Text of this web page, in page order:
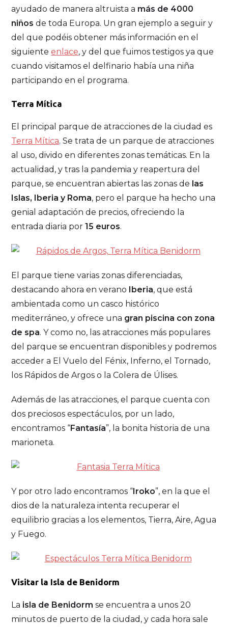
ayudado de manera altruista a más de 4000
niños de toda Europa. Un gran ejemplo a seguir y
del que podéis obtener más información en el
siguienteenlace, y del que fuimos testigos ya que
cuando visitamos el delfinario había una niña
participando en el programa.
Terra Mítica
El principal parque de atracciones de la ciudad es
Terra Mítica. Se trata de un parque de atracciones
al uso, divido en diferentes zonas temáticas. En la
actualidad, y tras la pandemia y reapertura del
parque, se encuentran abiertas las zonas de las
Islas, Iberia y Roma, pero el parque ha hecho una
genial adaptación de precios, ofreciendo la
entrada diaria por15 euros.
El parque tiene varias zonas diferenciadas,
destacando ahora en verano Iberia, que está
ambientada como un casco histórico
mediterráneo, y ofrece una gran piscina con zona
de spa. Y como no, las atracciones más populares
del parque se encuentran disponibles y podremos
acceder a El Vuelo del Fénix, Inferno, el Tornado,
los Rápidos de Argos o la Colera de Úlises.
Además de las atracciones, el parque cuenta con
dos preciosos espectáculos, por un lado,
encontramos “Fantasía”, la bonita historia de una
marioneta.
Y por otro lado encontramos “Iroko”, en la que el
dios de la naturaleza intenta recuperar el
equilibrio gracias a los elementos, Tierra, Aire, Agua
y Fuego.
Visitar la Isla de Benidorm
La isla de Benidorm se encuentra a unos 20
minutos de puerto de la ciudad, y cada hora sale